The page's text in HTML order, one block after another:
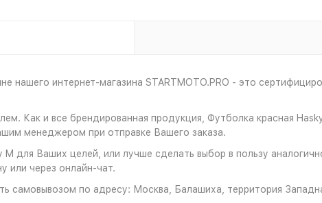
нашего интернет-магазина STARTMOTO.PRO - это
Как и все брендированная продукция, Футболка красная
менеджером при отправке Вашего заказа.
для Ваших целей, или лучше сделать выбор в пользу
или через онлайн-чат.
самовывозом по адресу: Москва, Балашиха, территория